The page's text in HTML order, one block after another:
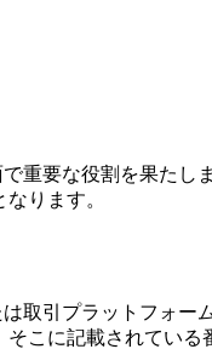
重要な役割を果た
ります。
取引プラットフォ
こに記載されている